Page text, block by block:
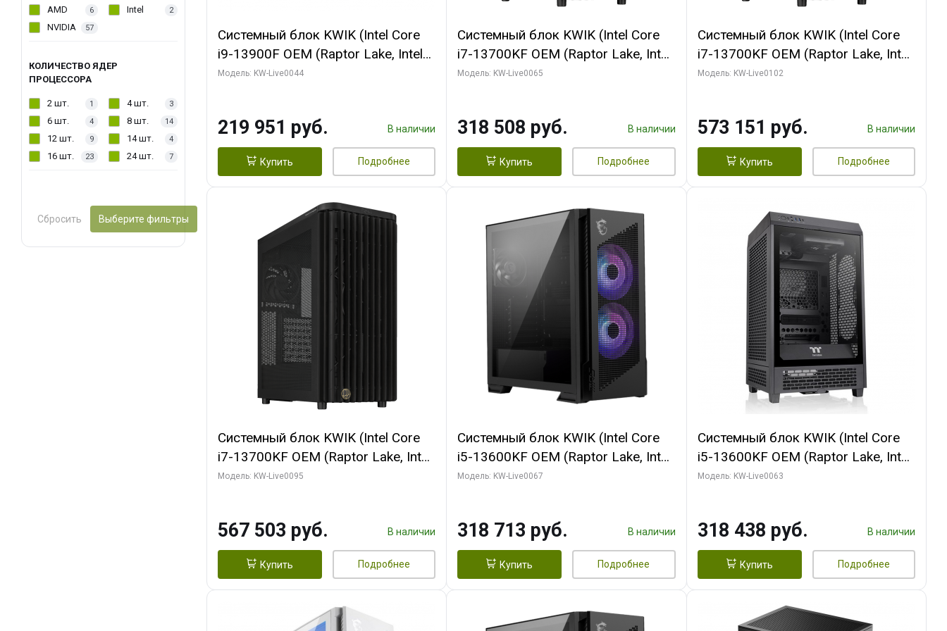
AMD 6 Intel 2
NVIDIA 57
КОЛИЧЕСТВО ЯДЕР
ПРОЦЕССОРА
2 шт. 1 4 шт. 3
6 шт. 4 8 шт. 14
12 шт. 9 14 шт. 4
16 шт. 23 24 шт. 7
Сбросить Выберите фильтры
Системный блок KWIK (Intel Core
i9-13900F OEM (Raptor Lake, Intel
7, Efficient-co/ 32 ГБ ОЗУ (2
HD/ 512 ГБ SSD)
Модель: KW-Live0044
219 951 руб. В наличии
Купить Подробнее
Системный блок KWIK (Intel Core
i7-13700KF OEM (Raptor Lake, Intel
7, C16 8EC/8PC/ 64 ГБ ОЗУ (2
2/ 1 ТБ SSD)
Модель: KW-Live0065
318 508 руб. В наличии
Купить Подробнее
Системный блок KWIK (Intel Core
i7-13700KF OEM (Raptor Lake, Intel
7, C16 8EC/8PC/ 32 ГБ ОЗУ (2
Turbo/ 960 ГБ SSD)
Модель: KW-Live0102
573 151 руб. В наличии
Купить Подробнее
Системный блок KWIK (Intel Core
i7-13700KF OEM (Raptor Lake, Intel
7, C16 8EC/8PC/ 32 ГБ ОЗУ (2
Turbo/ 512 ГБ SSD)
Модель: KW-Live0095
567 503 руб. В наличии
Купить Подробнее
Системный блок KWIK (Intel Core
i5-13600KF OEM (Raptor Lake, Intel
7, C14 8EC/6PC/ 64 ГБ ОЗУ/ Palit
SSD)
Модель: KW-Live0067
318 713 руб. В наличии
Купить Подробнее
Системный блок KWIK (Intel Core
i5-13600KF OEM (Raptor Lake, Intel
7, C14 8EC/6PC/ 64 ГБ ОЗУ/ MSI
SSD)
Модель: KW-Live0063
318 438 руб. В наличии
Купить Подробнее